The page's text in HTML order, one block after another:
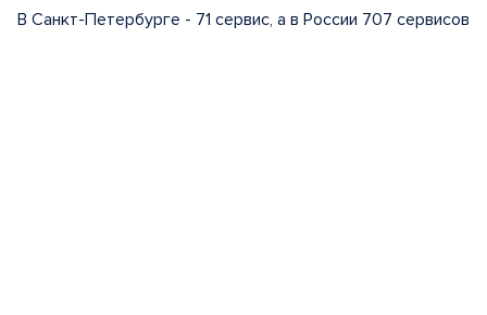
В Санкт-Петербурге - 71 сервис, а в России 707 сервисов